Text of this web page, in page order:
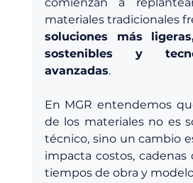
materiales tradicionales
soluciones más
sostenibles y
avanzadas.
En MGR entendemos
de los materiales no es
técnico, sino un cambio
impacta costos, cadenas
tiempos de obra y